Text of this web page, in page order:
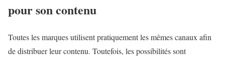
pour son contenu
Toutes les marques utilisent pratiquement les mêmes canaux afin
de distribuer leur contenu. Toutefois, les possibilités sont